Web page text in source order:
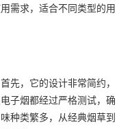
需求，适合不同类型的用
先，它的设计非常简约，
子烟都经过严格测试，确
种类繁多，从经典烟草到